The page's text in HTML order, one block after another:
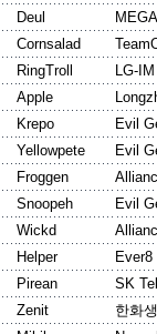
Deul
Cornsalad
RingTroll
LG-IM
Apple
Krepo
Evil
Yellowpete
Evil
Froggen
Snoopeh
Evil
Wickd
Helper
Ever8
Pirean
SK
Zenit
한화